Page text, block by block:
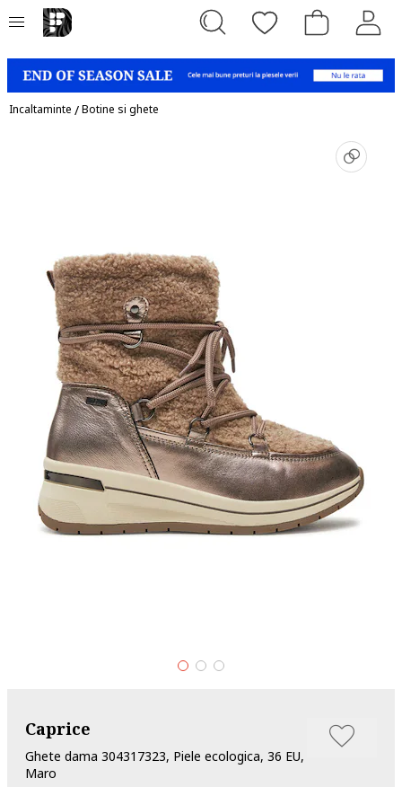
Incaltaminte /Botine si ghete
Caprice
Ghete dama 304317323, Piele ecologica, 36 EU,
Maro